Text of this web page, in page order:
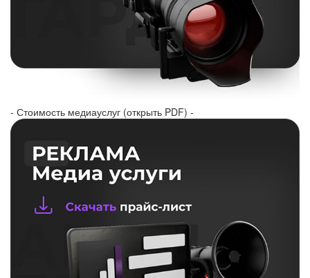
- Стоимость медиауслуг (открыть PDF) -